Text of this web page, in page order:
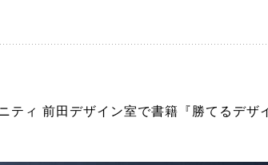
ティ 前田デザイン室で書籍『勝てるデザ